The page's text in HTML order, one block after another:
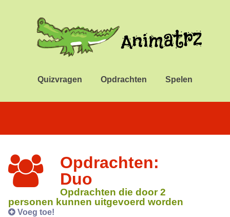
Quizvragen Opdrachten Spelen
Opdrachten:
Duo
Opdrachten die door 2
personen kunnen uitgevoerd worden
Voeg toe!